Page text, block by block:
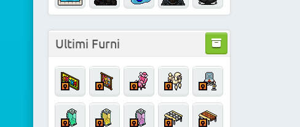
Ultimi Furni